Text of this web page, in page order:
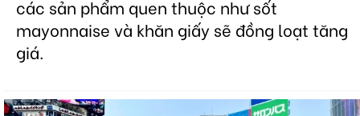
các sản phẩm quen thuộc như sốt
mayonnaise và khăn giấy sẽ đồng loạt tăng
giá.